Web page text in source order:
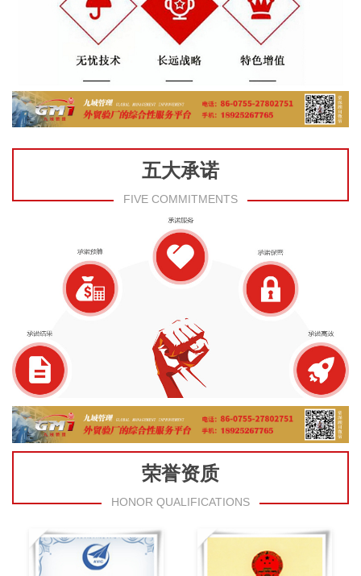
五大承诺
FIVE COMMITMENTS
荣誉资质
HONOR QUALIFICATIONS